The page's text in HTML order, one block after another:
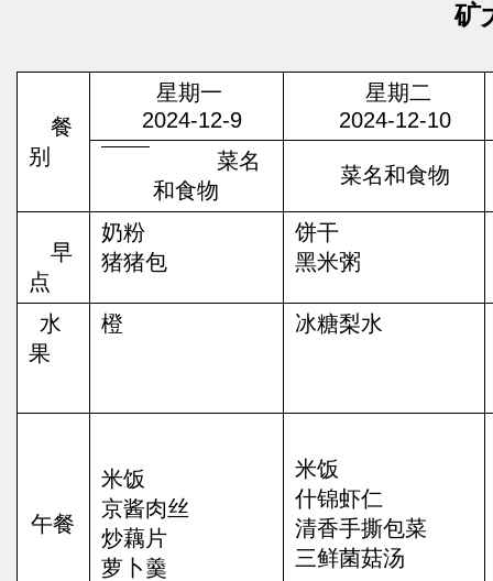
矿
餐
别
星期一
2024-12-9
星期二
2024-12-10
菜名
和食物
菜名和食物
早
点
奶粉
猪猪包
饼干
黑米粥
水
果
橙 冰糖梨水
午餐
米饭
京酱肉丝
炒藕片
萝卜羹
米饭
什锦虾仁
清香手撕包菜
三鲜菌菇汤